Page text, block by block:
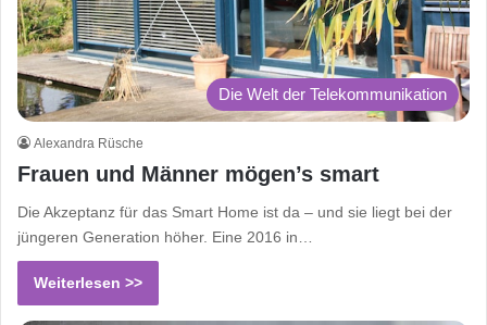
Die Welt der Telekommunikation
Alexandra Rüsche
Frauen und Männer mögen’s smart
Die Akzeptanz für das Smart Home ist da – und sie liegt bei der
jüngeren Generation höher. Eine 2016 in…
Weiterlesen >>